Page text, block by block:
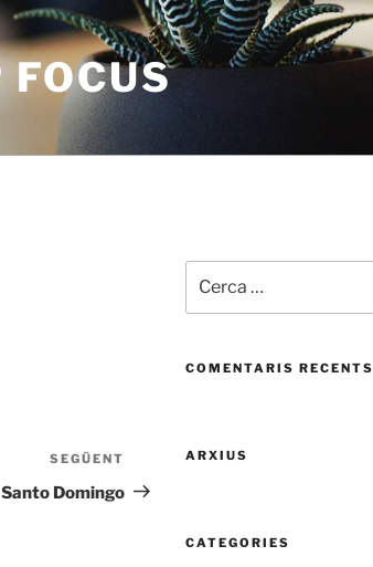
FOCUS
Entrada
següent
SEGÜENT
Santo Domingo
COMENTARIS RECENTS
ARXIUS
CATEGORIES